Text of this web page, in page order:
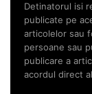
Detinatorul isi
publicate pe
articolelor sau
persoane sau
publicare a
acordul direct